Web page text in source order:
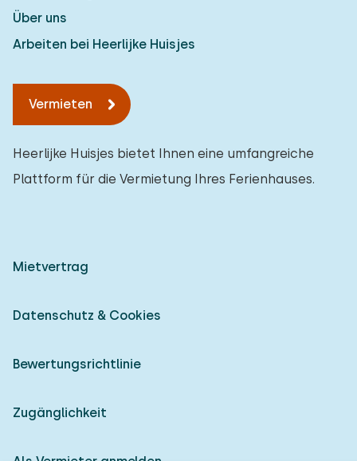
Über uns
Arbeiten bei Heerlijke Huisjes
Vermieten
Heerlijke Huisjes bietet Ihnen eine umfangreiche
Plattform für die Vermietung Ihres Ferienhauses.
Mietvertrag
Datenschutz & Cookies
Bewertungsrichtlinie
Zugänglichkeit